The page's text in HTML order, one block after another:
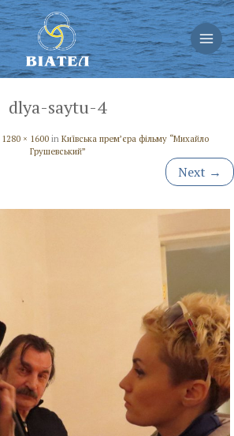
dlya-saytu-4
1280 × 1600 in Київська прем’єра фільму “Михайло
Грушевський”
Next →